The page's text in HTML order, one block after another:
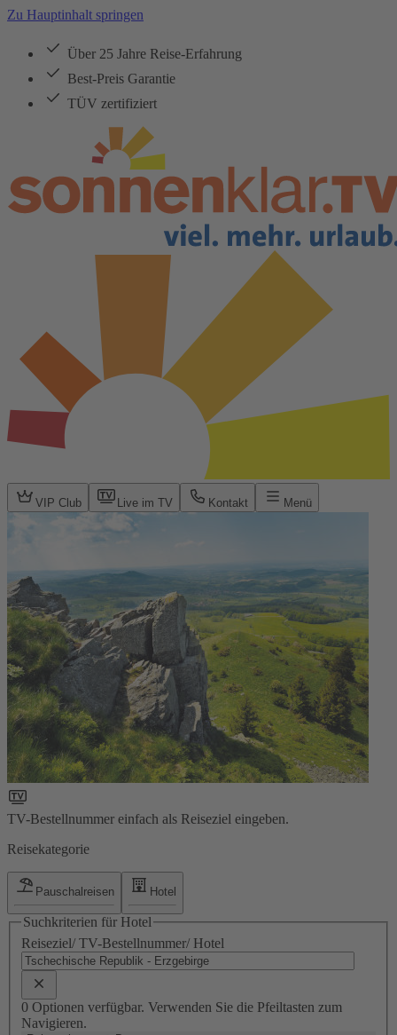
Zu Hauptinhalt springen
Über 25 Jahre Reise-Erfahrung
Best-Preis Garantie
TÜV zertifiziert
VIP Club Live im TV Kontakt Menü
TV-Bestellnummer einfach als Reiseziel eingeben.
Reisekategorie
Pauschalreisen Hotel
Suchkriterien für Hotel
Reiseziel/ TV-Bestellnummer/ Hotel
0 Optionen verfügbar. Verwenden Sie die Pfeiltasten zum
Navigieren.